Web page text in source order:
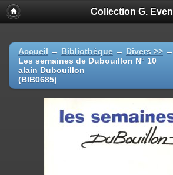
Collection G. Even
Accueil → Bibliothèque → Divers >> →
Les semaines de Dubouillon N° 10
alain Dubouillon
(BIB0685)